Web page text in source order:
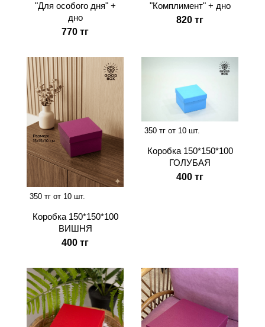
"Для особого дня" +
дно
770 тг
"Комплимент" + дно
820 тг
350 тг от 10 шт.
Коробка 150*150*100
ВИШНЯ
400 тг
350 тг от 10 шт.
Коробка 150*150*100
ГОЛУБАЯ
400 тг